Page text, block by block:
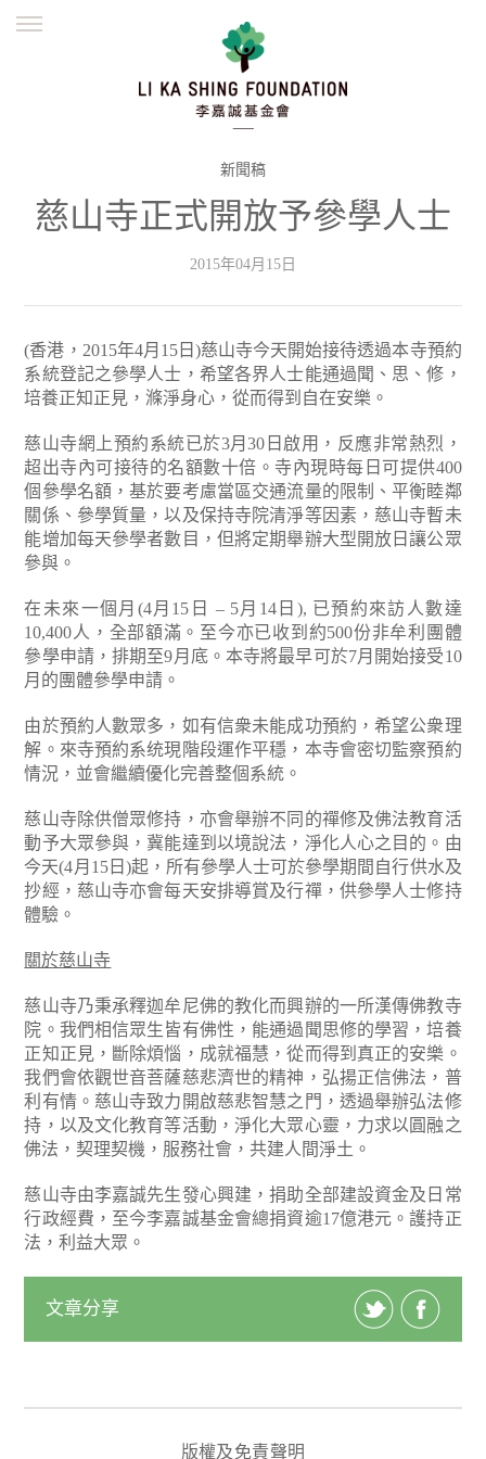
並肩同行
繁體
新聞稿
慈山寺正式開放予參學人士
2015年04月15日
(香港，2015年4月15日)慈山寺今天開始接待透過本寺預約
系統登記之參學人士，希望各界人士能通過聞、思、修，
培養正知正見，滌淨身心，從而得到自在安樂。
慈山寺網上預約系統已於3月30日啟用，反應非常熱烈，
超出寺內可接待的名額數十倍。寺內現時每日可提供400
個參學名額，基於要考慮當區交通流量的限制、平衡睦鄰
關係、參學質量，以及保持寺院清淨等因素，慈山寺暫未
能增加每天參學者數目，但將定期舉辦大型開放日讓公眾
參與。
在未來一個月(4月15日 – 5月14日), 已預約來訪人數達
10,400人，全部額滿。至今亦已收到約500份非牟利團體
參學申請，排期至9月底。本寺將最早可於7月開始接受10
月的團體參學申請。
由於預約人數眾多，如有信衆未能成功預約，希望公衆理
解。來寺預約系统現階段運作平穩，本寺會密切監察預約
情況，並會繼續優化完善整個系統。
慈山寺除供僧眾修持，亦會舉辦不同的禪修及佛法教育活
動予大眾參與，冀能達到以境說法，淨化人心之目的。由
今天(4月15日)起，所有參學人士可於參學期間自行供水及
抄經，慈山寺亦會每天安排導賞及行禪，供參學人士修持
體驗。
關於慈山寺
慈山寺乃秉承釋迦牟尼佛的教化而興辦的一所漢傳佛教寺
院。我們相信眾生皆有佛性，能通過聞思修的學習，培養
正知正見，斷除煩惱，成就福慧，從而得到真正的安樂。
我們會依觀世音菩薩慈悲濟世的精神，弘揚正信佛法，普
利有情。慈山寺致力開啟慈悲智慧之門，透過舉辦弘法修
持，以及文化教育等活動，淨化大眾心靈，力求以圓融之
佛法，契理契機，服務社會，共建人間淨土。
慈山寺由李嘉誠先生發心興建，捐助全部建設資金及日常
行政經費，至今李嘉誠基金會總捐資逾17億港元。護持正
法，利益大眾。
文章分享
版權及免責聲明